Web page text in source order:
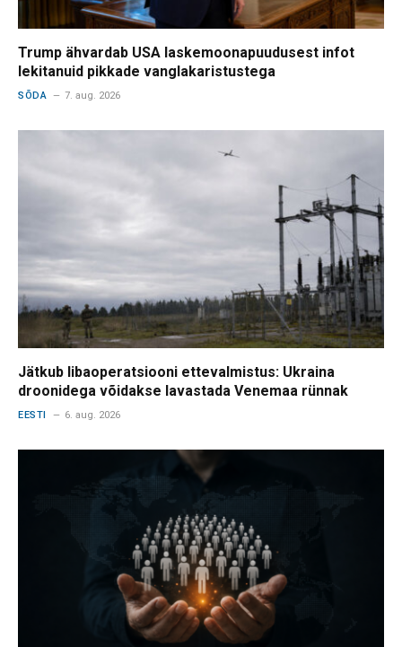
Trump ähvardab USA laskemoonapuudusest infot
lekitanuid pikkade vanglakaristustega
SÕDA 7. aug. 2026
Jätkub libaoperatsiooni ettevalmistus: Ukraina
droonidega võidakse lavastada Venemaa rünnak
EESTI 6. aug. 2026